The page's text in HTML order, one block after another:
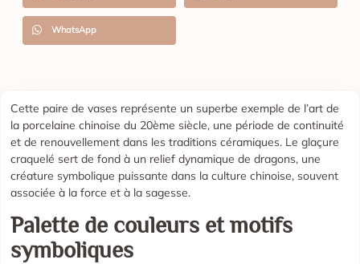
WhatsApp
Cette paire de vases représente un superbe exemple de l’art de
la porcelaine chinoise du 20ème siècle, une période de continuité
et de renouvellement dans les traditions céramiques. Le glaçure
craquelé sert de fond à un relief dynamique de dragons, une
créature symbolique puissante dans la culture chinoise, souvent
associée à la force et à la sagesse.
Palette de couleurs et motifs
symboliques